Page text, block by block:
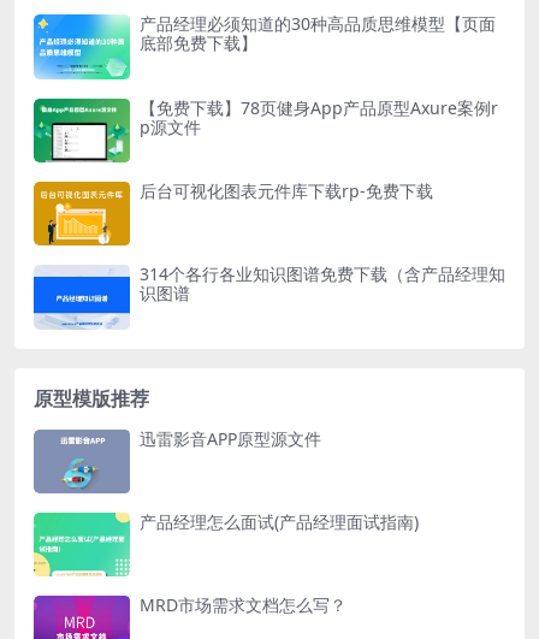
产品经理必须知道的30种高品质思维模型【页面
底部免费下载】
【免费下载】78页健身App产品原型Axure案例r
p源文件
后台可视化图表元件库下载rp-免费下载
314个各行各业知识图谱免费下载（含产品经理知
识图谱
原型模版推荐
迅雷影音APP原型源文件
产品经理怎么面试(产品经理面试指南)
MRD市场需求文档怎么写？